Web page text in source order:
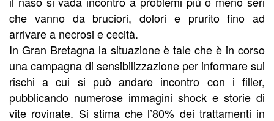
che vanno da bruciori, dolori e prurito fino ad
arrivare a necrosi e cecità.
In Gran Bretagna la situazione è tale che è in corso
una campagna di sensibilizzazione per informare sui
rischi a cui si può andare incontro con i filler,
pubblicando numerose immagini shock e storie di
vite rovinate. Si stima che l’80% dei trattamenti in